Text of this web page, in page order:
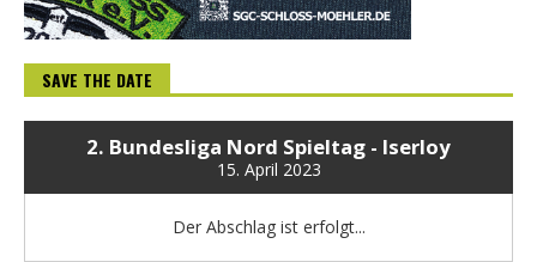
SAVE THE DATE
2. Bundesliga Nord Spieltag - Iserloy
15. April 2023
Der Abschlag ist erfolgt...